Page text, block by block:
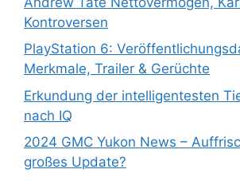
Kontroversen
PlayStation 6:
Merkmale, Trailer & Gerüchte
Erkundung der intelligentesten
nach IQ
2024 GMC Yukon News –
großes Update?